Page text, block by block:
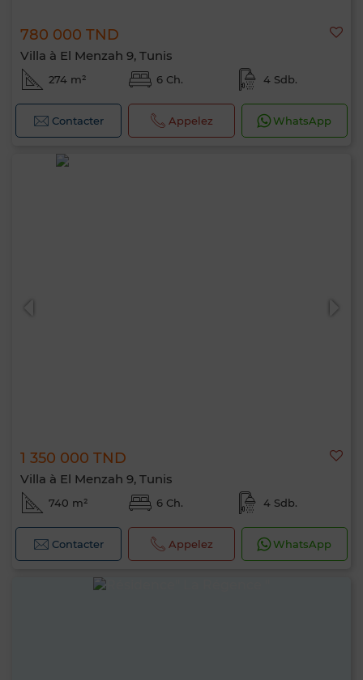
780 000 TND
Villa à El Menzah 9, Tunis
274 m² 6 Ch. 4 Sdb.
Contacter Appelez WhatsApp
1 350 000 TND
Villa à El Menzah 9, Tunis
740 m² 6 Ch. 4 Sdb.
Contacter Appelez WhatsApp
vous appliquer maintenant ?